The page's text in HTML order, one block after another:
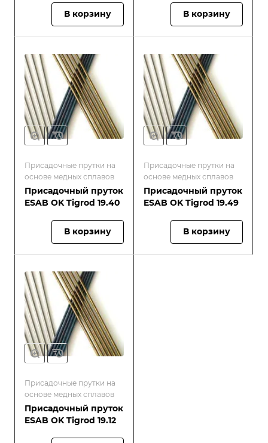
В корзину В корзину
Присадочные прутки на
основе медных сплавов
Присадочный пруток
ESAB OK Tigrod 19.40
В корзину
Присадочные прутки на
основе медных сплавов
Присадочный пруток
ESAB OK Tigrod 19.49
В корзину
Присадочные прутки на
основе медных сплавов
Присадочный пруток
ESAB OK Tigrod 19.12